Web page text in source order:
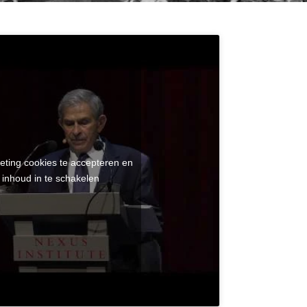
cookies te accepteren en
in te schakelen